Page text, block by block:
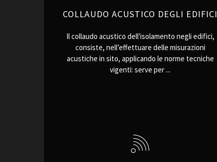
COLLAUDO ACUSTICO DEGLI EDIFICI
Il collaudo acustico dell'isolamento negli edifici,
consiste, nell’effettuare delle misurazioni
acustiche in sito, applicando le norme tecniche
vigenti: serve per ...